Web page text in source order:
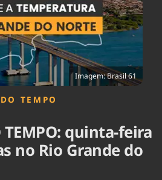
Tempo
Imagem: Brasil 61
TEMPO
TEMPO: quinta-feira
no Rio Grande do